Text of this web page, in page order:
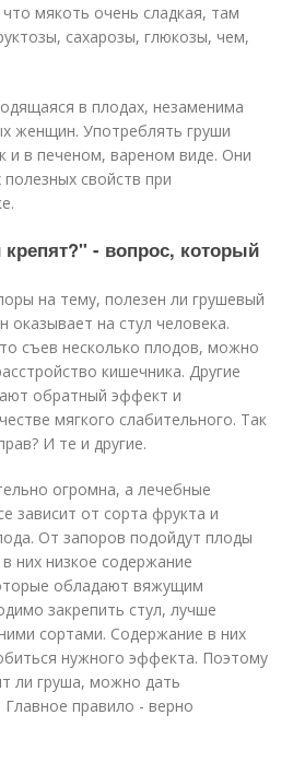
мякоть очень сладкая, там
сахарозы, глюкозы, чем,
в плодах, незаменима
женщин. Употреблять груши
и в печеном, вареном виде. Они
свойств при
- вопрос, который
на тему, полезен ли грушевый
оказывает на стул человека.
съев несколько плодов, можно
кишечника. Другие
обратный эффект и
мягкого слабительного. Так
И те и другие.
огромна, а лечебные
зависит от сорта фрукта и
От запоров подойдут плоды
них низкое содержание
обладают вяжущим
закрепить стул, лучше
сортами. Содержание в них
нужного эффекта. Поэтому
ли груша, можно дать
правило - верно